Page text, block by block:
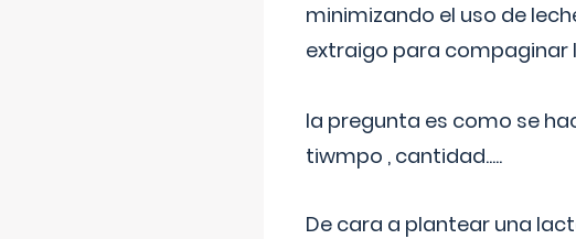
minimizando el uso de
extraigo para compaginar
la pregunta es como se
tiwmpo , cantidad.....
De cara a plantear una